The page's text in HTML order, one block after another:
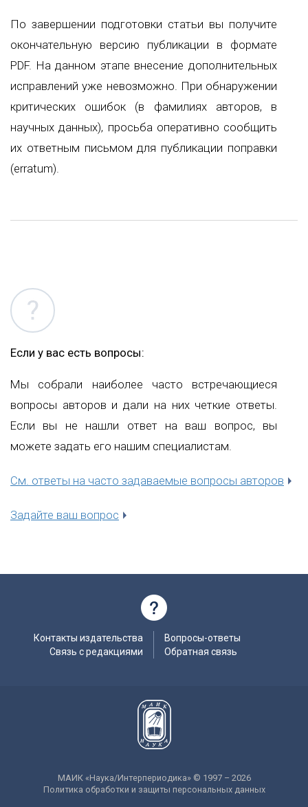
По завершении подготовки статьи вы получите
окончательную версию публикации в формате
PDF. На данном этапе внесение дополнительных
исправлений уже невозможно. При обнаружении
критических ошибок (в фамилиях авторов, в
научных данных), просьба оперативно сообщить
их ответным письмом для публикации поправки
(erratum).
Если у вас есть вопросы:
Мы собрали наиболее часто встречающиеся
вопросы авторов и дали на них четкие ответы.
Если вы не нашли ответ на ваш вопрос, вы
можете задать его нашим специалистам.
См. ответы на часто задаваемые вопросы авторов
Задайте ваш вопрос
Контакты издательства
Связь с редакциями
Вопросы-ответы
Обратная связь
МАИК «Наука/Интерпериодика» © 1997 – 2026
Политика обработки и защиты персональных данных